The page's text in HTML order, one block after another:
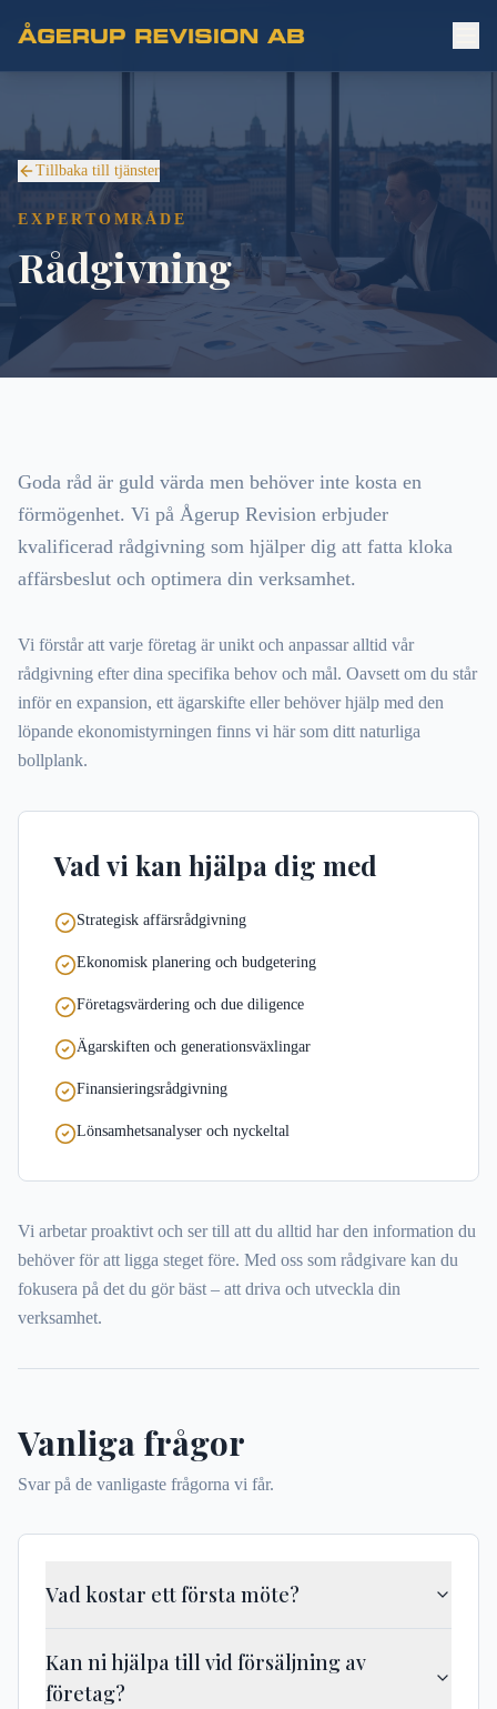
Tillbaka till tjänster
EXPERTOMRÅDE
Rådgivning
Goda råd är guld värda men behöver inte kosta en
förmögenhet. Vi på Ågerup Revision erbjuder
kvalificerad rådgivning som hjälper dig att fatta kloka
affärsbeslut och optimera din verksamhet.
Vi förstår att varje företag är unikt och anpassar alltid vår
rådgivning efter dina specifika behov och mål. Oavsett om du står
inför en expansion, ett ägarskifte eller behöver hjälp med den
löpande ekonomistyrningen finns vi här som ditt naturliga
bollplank.
Vad vi kan hjälpa dig med
Strategisk affärsrådgivning
Ekonomisk planering och budgetering
Företagsvärdering och due diligence
Ägarskiften och generationsväxlingar
Finansieringsrådgivning
Lönsamhetsanalyser och nyckeltal
Vi arbetar proaktivt och ser till att du alltid har den information du
behöver för att ligga steget före. Med oss som rådgivare kan du
fokusera på det du gör bäst – att driva och utveckla din
verksamhet.
Vanliga frågor
Svar på de vanligaste frågorna vi får.
Vad kostar ett första möte?
Kan ni hjälpa till vid försäljning av
företag?